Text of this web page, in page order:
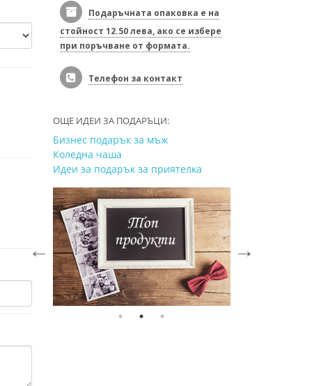
Подаръчната опаковка е на
стойност 12.50 лева, ако се избере
при поръчване от формата.
Телефон за контакт
ОЩЕ ИДЕИ ЗА ПОДАРЪЦИ:
Бизнес подарък за мъж
Коледна чаша
Идеи за подарък за приятелка